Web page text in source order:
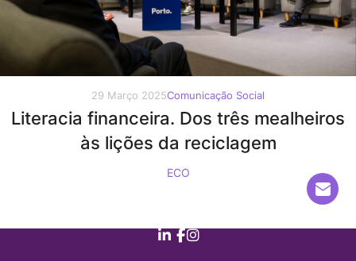
29 Março 2025Comunicação Social
Literacia financeira. Dos três mealheiros
às lições da reciclagem
ECO